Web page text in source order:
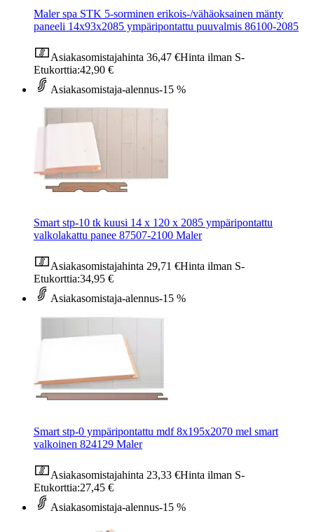
Maler spa STK 5-sorminen erikois-/vähäoksainen mänty
paneeli 14x93x2085 ympäripontattu puuvalmis 86100-2085
Asiakasomistajahinta 36,47 €Hinta ilman S-
Etukorttia:42,90 €
Asiakasomistaja-alennus-15 %
Smart stp-10 tk kuusi 14 x 120 x 2085 ympäripontattu
valkolakattu panee 87507-2100 Maler
Asiakasomistajahinta 29,71 €Hinta ilman S-
Etukorttia:34,95 €
Asiakasomistaja-alennus-15 %
Smart stp-0 ympäripontattu mdf 8x195x2070 mel smart
valkoinen 824129 Maler
Asiakasomistajahinta 23,33 €Hinta ilman S-
Etukorttia:27,45 €
Asiakasomistaja-alennus-15 %